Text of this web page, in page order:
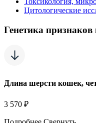
Цитологические
Генетика
Длина шерсти кошек,
3 570 ₽